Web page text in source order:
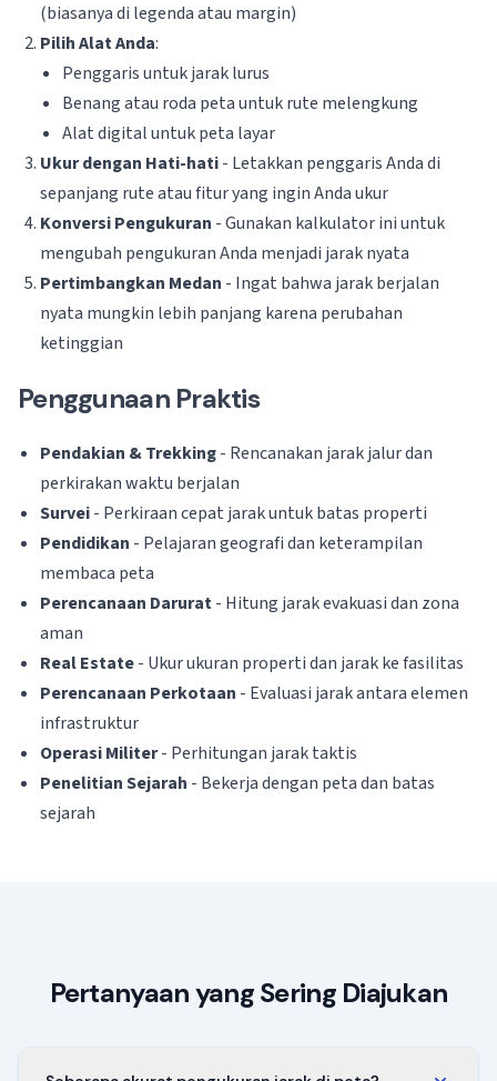
(biasanya di legenda atau margin)
Pilih Alat Anda:
Penggaris untuk jarak lurus
Benang atau roda peta untuk rute melengkung
Alat digital untuk peta layar
Ukur dengan Hati-hati- Letakkan penggaris Anda di
sepanjang rute atau fitur yang ingin Anda ukur
Konversi Pengukuran - Gunakan kalkulator ini untuk
mengubah pengukuran Anda menjadi jarak nyata
Pertimbangkan Medan - Ingat bahwa jarak berjalan
nyata mungkin lebih panjang karena perubahan
ketinggian
Penggunaan Praktis
Pendakian & Trekking- Rencanakan jarak jalur dan
perkirakan waktu berjalan
Survei- Perkiraan cepat jarak untuk batas properti
Pendidikan - Pelajaran geografi dan keterampilan
membaca peta
Perencanaan Darurat- Hitung jarak evakuasi dan zona
aman
Real Estate- Ukur ukuran properti dan jarak ke fasilitas
Perencanaan Perkotaan - Evaluasi jarak antara elemen
infrastruktur
Operasi Militer- Perhitungan jarak taktis
Penelitian Sejarah - Bekerja dengan peta dan batas
sejarah
Pertanyaan yang Sering Diajukan